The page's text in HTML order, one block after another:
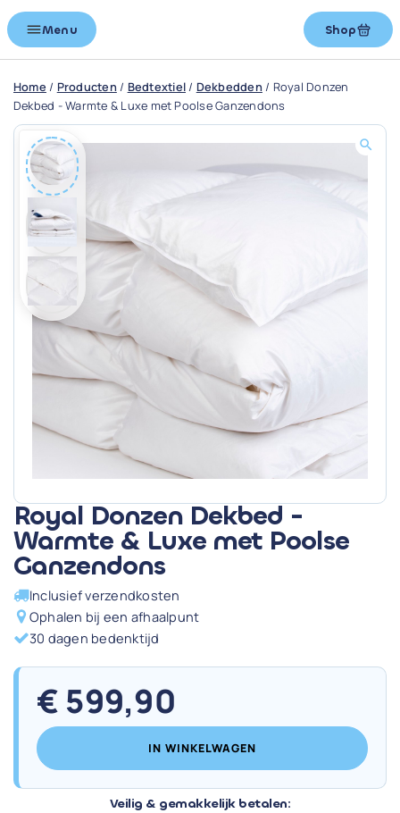
Menu Shop
Home / Producten/ Bedtextiel / Dekbedden/ Royal Donzen
Dekbed - Warmte & Luxe met Poolse Ganzendons
Royal Donzen Dekbed -
Warmte & Luxe met Poolse
Ganzendons
Inclusief verzendkosten
Ophalen bij een afhaalpunt
30 dagen bedenktijd
€ 599,90
IN WINKELWAGEN
Veilig & gemakkelijk betalen: